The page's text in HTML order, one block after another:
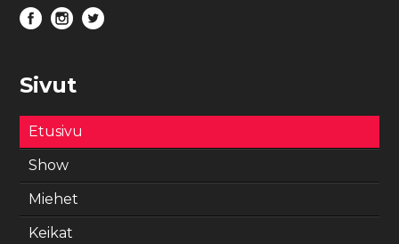
Sivut
Etusivu
Show
Miehet
Keikat